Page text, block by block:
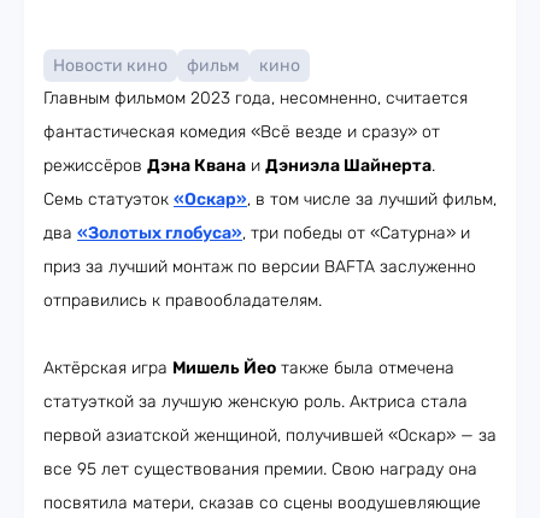
Новости кино фильм
кино
Главным фильмом 2023 года, несомненно, считается
фантастическая комедия «Всё везде и сразу» от
режиссёров Дэна Квана и Дэниэла Шайнерта.
Семь статуэток «Оскар», в том числе за лучший фильм,
два «Золотых глобуса», три победы от «Сатурна» и
приз за лучший монтаж по версии BAFTA заслуженно
отправились к правообладателям.
Актёрская игра Мишель Йео также была отмечена
статуэткой за лучшую женскую роль. Актриса стала
первой азиатской женщиной, получившей «Оскар» — за
все 95 лет существования премии. Свою награду она
посвятила матери, сказав со сцены воодушевляющие